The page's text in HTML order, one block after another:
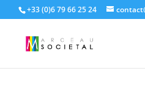
+33 (0)6 79 66 25 24